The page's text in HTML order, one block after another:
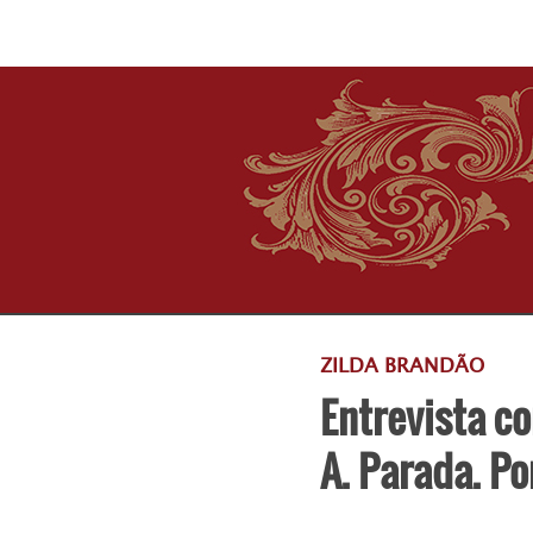
ZILDA BRANDÃO
Entrevista
A. Parada.